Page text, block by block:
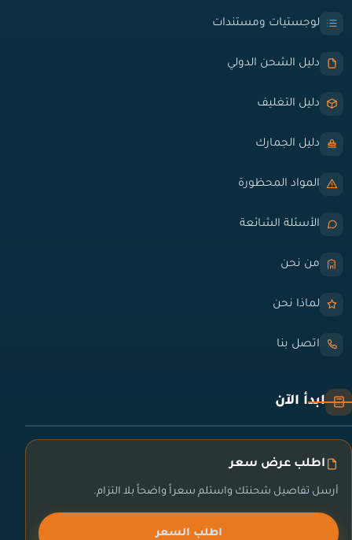
لوجستيات ومستندات
دليل الشحن الدولي
دليل التغليف
دليل الجمارك
المواد المحظورة
الأسئلة الشائعة
من نحن
لماذا نحن
اتصل بنا
ابدأ الآن
اطلب عرض سعر
أرسل تفاصيل شحنتك واستلم سعراً واضحاً بلا التزام.
اطلب السعر